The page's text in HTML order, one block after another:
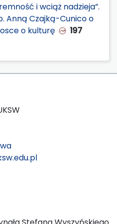
i wciąż nadzieja”.
Anną Czajką-Cunico o
o kulturę
197